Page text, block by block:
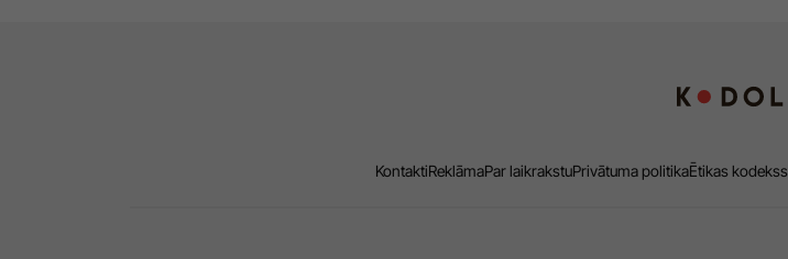
KontaktiReklāmaPar laikrakstuPrivātuma politikaĒtikas kodekss